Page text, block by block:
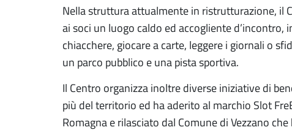
Nella struttura attualmente in ristrutturazione, il
ai soci un luogo caldo ed accogliente d’incontro,
chiacchere, giocare a carte, leggere i giornali o
un parco pubblico e una pista sportiva.
Il Centro organizza inoltre diverse iniziative di
più del territorio ed ha aderito al marchio Slot
Romagna e rilasciato dal Comune di Vezzano